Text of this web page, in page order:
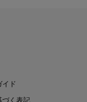
イド
づく表記